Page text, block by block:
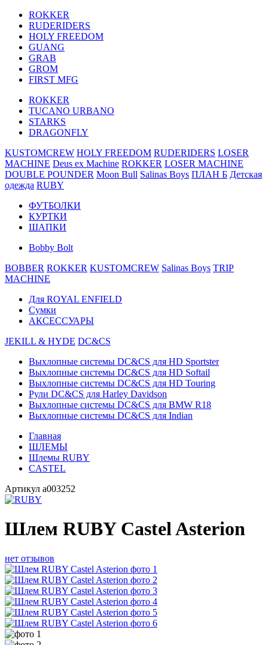
ROKKER
RUDERIDERS
HOLY FREEDOM
GUANG
GRAB
GROM
FIRST MFG
ROKKER
TUCANO URBANO
STARKS
DRAGONFLY
KUSTOMCREW HOLY FREEDOM RUDERIDERS LOSER
MACHINE Deus ex Machine ROKKER LOSER MACHINE
DOUBLE POUNDER Moon Bull Salinas Boys ПЛАН Б Детская
одежда RUBY
ФУТБОЛКИ
КУРТКИ
ШАПКИ
Bobby Bolt
BOBBER ROKKER KUSTOMCREW Salinas Boys TRIP
MACHINE
Для ROYAL ENFIELD
Сумки
АКСЕССУАРЫ
JEKILL & HYDE DC&CS
Выхлопные системы DC&CS для HD Sportster
Выхлопные системы DC&CS для HD Softail
Выхлопные системы DC&CS для HD Touring
Рули DC&CS для Harley Davidson
Выхлопные системы DC&CS для BMW R18
Выхлопные системы DC&CS для Indian
Главная
ШЛЕМЫ
Шлемы RUBY
CASTEL
Артикул a003252
Шлем RUBY Castel Asterion
нет отзывов